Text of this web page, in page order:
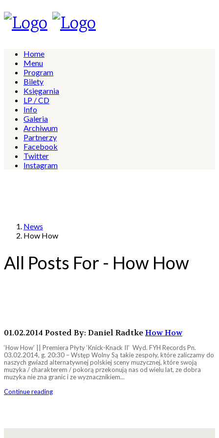
Home
Menu
Program
Bilety
Księgarnia
LP / CD
Info
Galeria
Archiwum
Partnerzy
Facebook
Twitter
Instagram
News
How How
All Posts For - How How
01.02.2014 Posted By: Daniel RadtkeHow How
‘How How’ || Premiera Płyty ‘Knick-Knack II’ Wyd. FYH Records Pn.
03.02.2014, g. 20:30 – Wstęp Wolny Są takie zespoły, które zaliczamy do
naszych gwiazd alternatywnej polskiej sceny muzycznej, które swoją
muzyka / charakterem / pokorą przekonują nas od wielu lat, ze dobra
muzyka nie zna granic i ze wyznacznikiem...
Continue reading